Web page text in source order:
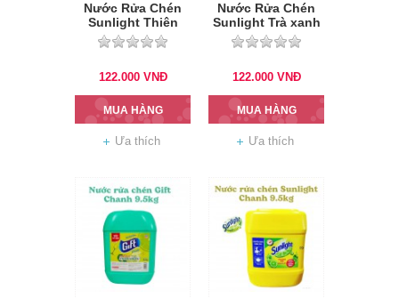
Nước Rửa Chén
Sunlight Thiên
nhiên 3.6kg
122.000 VNĐ
MUA HÀNG
Ưa thích
Nước Rửa Chén
Sunlight Trà xanh
3.6kg
122.000 VNĐ
MUA HÀNG
Ưa thích